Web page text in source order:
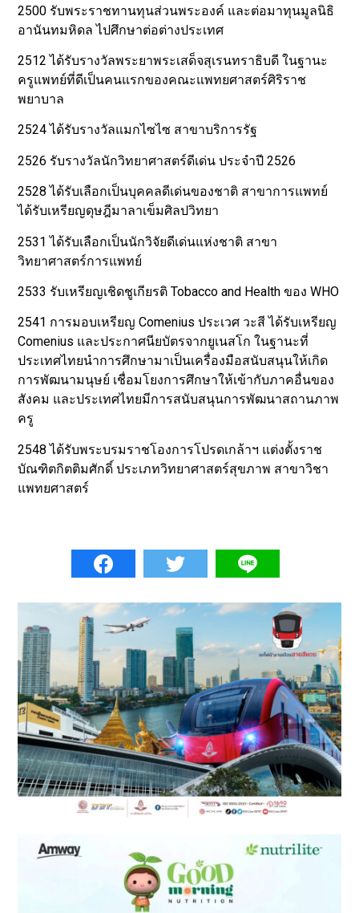
2500 รับพระราชทานทุนส่วนพระองค์ และต่อมาทุนมูลนิธิ
อานันทมหิดล ไปศึกษาต่อต่างประเทศ
2512 ได้รับรางวัลพระยาพระเสด็จสุเรนทราธิบดี ในฐานะ
ครูแพทย์ที่ดีเป็นคนแรกของคณะแพทยศาสตร์ศิริราช
พยาบาล
2524 ได้รับรางวัลแมกไซไซ สาขาบริการรัฐ
2526 รับรางวัลนักวิทยาศาสตร์ดีเด่น ประจำปี 2526
2528 ได้รับเลือกเป็นบุคคลดีเด่นของชาติ สาขาการแพทย์
ได้รับเหรียญดุษฎีมาลาเข็มศิลปวิทยา
2531 ได้รับเลือกเป็นนักวิจัยดีเด่นแห่งชาติ สาขา
วิทยาศาสตร์การแพทย์
2533 รับเหรียญเชิดชูเกียรติ Tobacco and Health ของ WHO
2541 การมอบเหรียญ Comenius ประเวศ วะสี ได้รับเหรียญ
Comenius และประกาศนียบัตรจากยูเนสโก ในฐานะที่
ประเทศไทยนำการศึกษามาเป็นเครื่องมือสนับสนุนให้เกิด
การพัฒนามนุษย์ เชื่อมโยงการศึกษาให้เข้ากับภาคอื่นของ
สังคม และประเทศไทยมีการสนับสนุนการพัฒนาสถานภาพ
ครู
2548 ได้รับพระบรมราชโองการโปรดเกล้าฯ แต่งตั้งราช
บัณฑิตกิตติมศักดิ์ ประเภทวิทยาศาสตร์สุขภาพ สาขาวิชา
แพทยศาสตร์